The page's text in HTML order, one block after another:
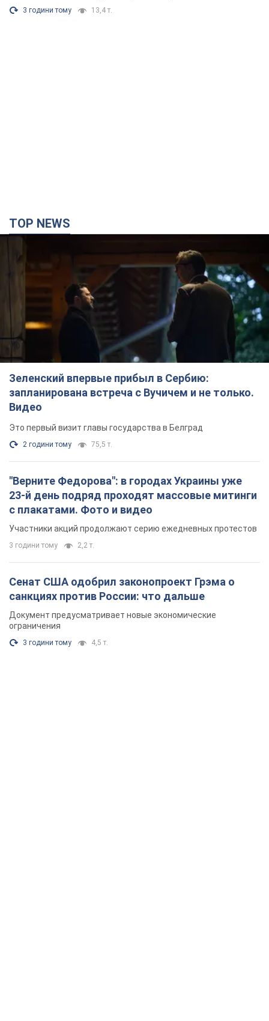
3 години тому 13,4 т.
TOP NEWS
Зеленский впервые прибыл в Сербию:
запланирована встреча с Вучичем и не только.
Видео
Это первый визит главы государства в Белград
2 години тому 75,5 т.
"Верните Федорова": в городах Украины уже
23-й день подряд проходят массовые митинги
с плакатами. Фото и видео
Участники акций продолжают серию ежедневных протестов
3 години тому 2,2 т.
Сенат США одобрил законопроект Грэма о
санкциях против России: что дальше
Документ предусматривает новые экономические
ограничения
3 години тому 4,5 т.